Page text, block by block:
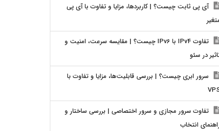
آی پی ثابت چیست؟ | کاربردها، مزایا و تفاوت با آی پی
تفاوت IPv4 با IPv6 چیست؟ | مقایسه سرعت، امنیت و
در سئو
سرور ابری چیست؟ | بررسی قابلیت‌ها، مزایا و تفاوت با
تفاوت سرور مجازی و سرور اختصاصی | بررسی ساختار و
انتخاب